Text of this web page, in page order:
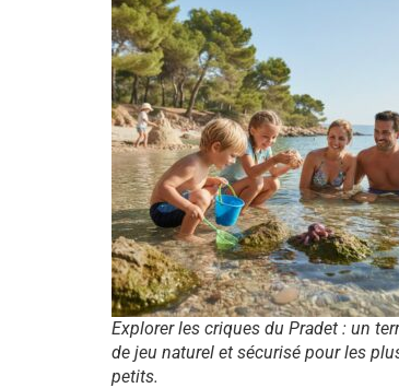
Explorer les criques du Pradet : un
de jeu naturel et sécurisé pour les
petits.